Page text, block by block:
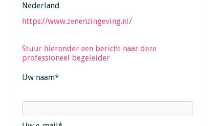
Nederland
https://www.zenenzingeving.nl/
Stuur hieronder een bericht naar deze
professioneel begeleider
Uw naam*